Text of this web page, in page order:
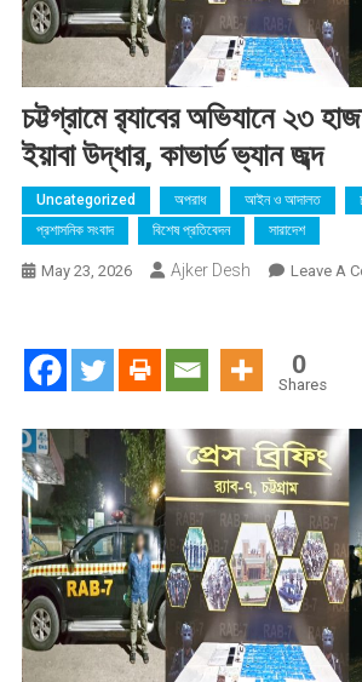
চট্টগ্রামে র‌্যাবের অভিযানে ২৩
ইয়াবা উদ্ধার, কাভার্ড ভ্যান জব্দ
Uncategorized অপরাধ আইন ও আদালত
প্রশাসনিক সংবাদ
বিশেষ প্রতিবেদন সারাদেশ
May 23, 2026 Ajker Desh Leave A
0
Shares